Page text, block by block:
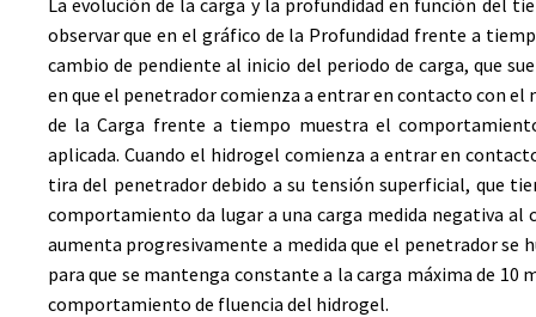
observar que en el gráfico de la Profundidad frente a
cambio de pendiente al inicio del periodo de carga, que
en que el penetrador comienza a entrar en contacto con
de laCarga frente a tiempo muestra el
aplicada. Cuando el hidrogel comienza a entrar en
tira del penetrador debido a su tensión superficial, que
comportamiento da lugar a una carga medida negativa al
aumenta progresivamente a medida que el penetrador se
para que se mantenga constante a la carga máxima de 10
comportamiento de fluencia del hidrogel.